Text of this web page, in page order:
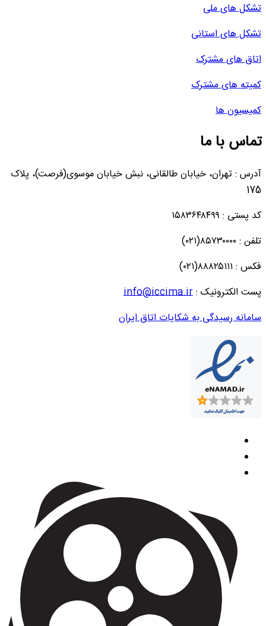
تشکل های ملی
تشکل های استانی
اتاق های مشترک
کمیته های مشترک
کمیسیون ها
تماس با ما
آدرس : تهران، خیابان طالقانی، نبش خیابان موسوی(فرصت)، پلاک
175
کد پستی : ۱۵۸۳۶۴۸۴۹۹
تلفن : ۸۵۷۳۰۰۰۰(۰۲۱)
فکس : ۸۸۸۲۵۱۱۱(۰۲۱)
پست الکترونیک :info@iccima.ir
سامانه رسیدگی به شکایات اتاق ایران